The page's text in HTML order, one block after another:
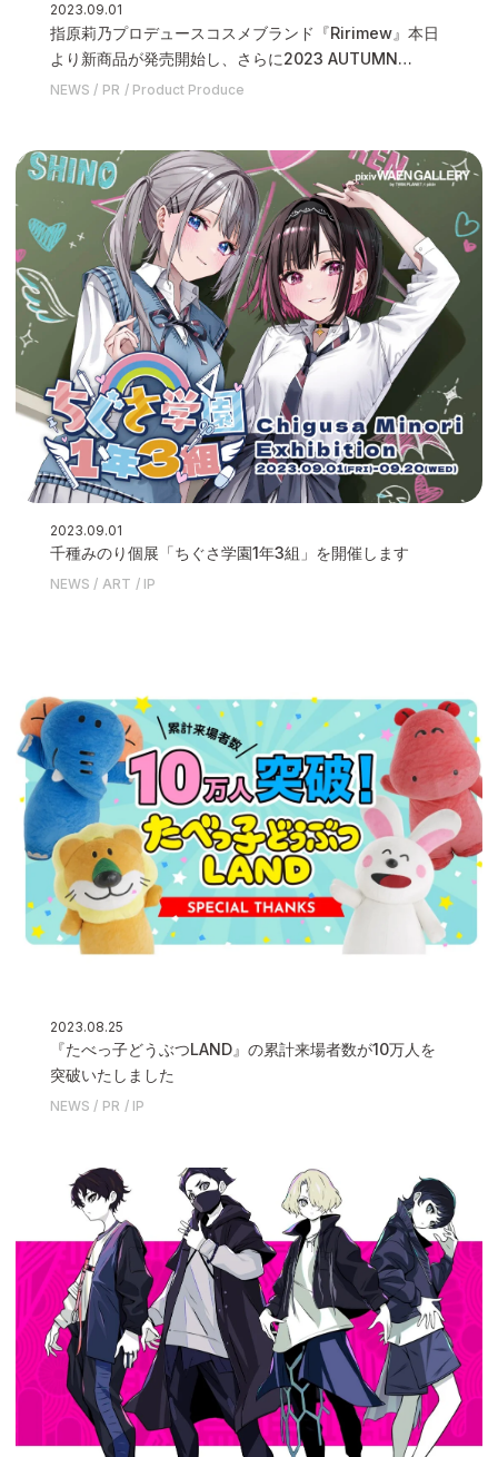
2023.09.01
指原莉乃プロデュースコスメブランド『Ririmew』本日
より新商品が発売開始し、さらに2023 AUTUMN
COLLECTIONのイメージムービーを解禁いたしました
NEWS PR Product Produce
2023.09.01
千種みのり個展「ちぐさ学園1年3組」を開催します
NEWS ART IP
2023.08.25
『たべっ子どうぶつLAND』の累計来場者数が10万人を
突破いたしました
NEWS PR IP